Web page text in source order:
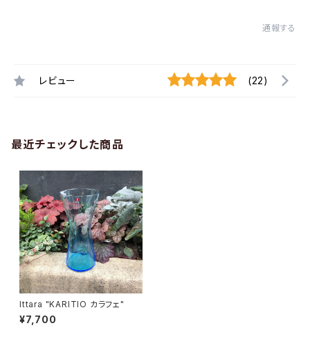
通報する
レビュー (22)
最近チェックした商品
Ittara "KARITIO カラフェ"
¥7,700